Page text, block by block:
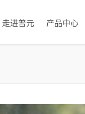
走进普元 产品中心